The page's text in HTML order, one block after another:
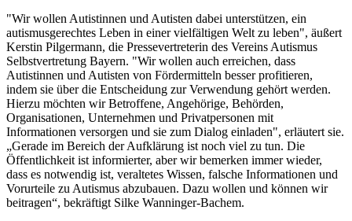
"Wir wollen Autistinnen und Autisten dabei unterstützen, ein
autismusgerechtes Leben in einer vielfältigen Welt zu leben", äußert
Kerstin Pilgermann, die Pressevertreterin des Vereins Autismus
Selbstvertretung Bayern. "Wir wollen auch erreichen, dass
Autistinnen und Autisten von Fördermitteln besser profitieren,
indem sie über die Entscheidung zur Verwendung gehört werden.
Hierzu möchten wir Betroffene, Angehörige, Behörden,
Organisationen, Unternehmen und Privatpersonen mit
Informationen versorgen und sie zum Dialog einladen", erläutert sie.
„Gerade im Bereich der Aufklärung ist noch viel zu tun. Die
Öffentlichkeit ist informierter, aber wir bemerken immer wieder,
dass es notwendig ist, veraltetes Wissen, falsche Informationen und
Vorurteile zu Autismus abzubauen. Dazu wollen und können wir
beitragen“, bekräftigt Silke Wanninger-Bachem.